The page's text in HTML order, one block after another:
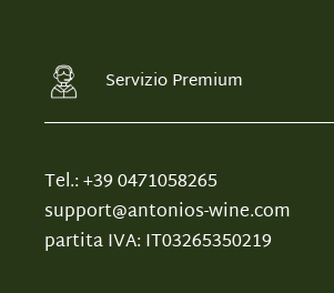
Servizio Premium
Tel.: +39 0471058265
support@antonios-wine.com
partita IVA: IT03265350219